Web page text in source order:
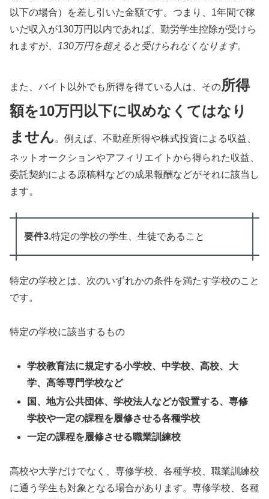
以下の場合）を差し引いた金額です。つまり、1年間で稼
いだ収入が130万円以内であれば、勤労学生控除が受けら
れますが、 130万円を超えると受けられなくなります。
また、バイト以外でも所得を得ている人は、その所得
額を10万円以下に収めなくてはなり
ません。例えば、不動産所得や株式投資による収益、
ネットオークションやアフィリエイトから得られた収益、
委託契約による原稿料などの成果報酬などがそれに該当し
ます。
要件3.特定の学校の学生、生徒であること
特定の学校とは、次のいずれかの条件を満たす学校のこと
です。
特定の学校に該当するもの
学校教育法に規定する小学校、中学校、高校、大
学、高等専門学校など
国、地方公共団体、学校法人などが設置する、専修
学校や一定の課程を履修させる各種学校
一定の課程を履修させる職業訓練校
高校や大学だけでなく、専修学校、各種学校、職業訓練校
に通う学生も対象となる場合があります。専修学校、各種